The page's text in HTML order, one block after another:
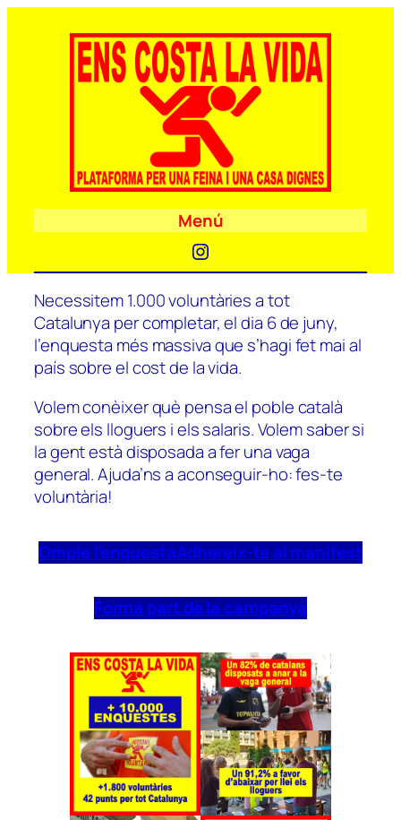
Menú
Instagram
Necessitem 1.000 voluntàries a tot
Catalunya per completar, el dia 6 de juny,
l’enquesta més massiva que s’hagi fet mai al
país sobre el cost de la vida.
Volem conèixer què pensa el poble català
sobre els lloguers i els salaris. Volem saber si
la gent està disposada a fer una vaga
general. Ajuda’ns a aconseguir-ho: fes-te
voluntària!
Omple l’enquestaAdhereix-te al manifest
Forma part de la campanya